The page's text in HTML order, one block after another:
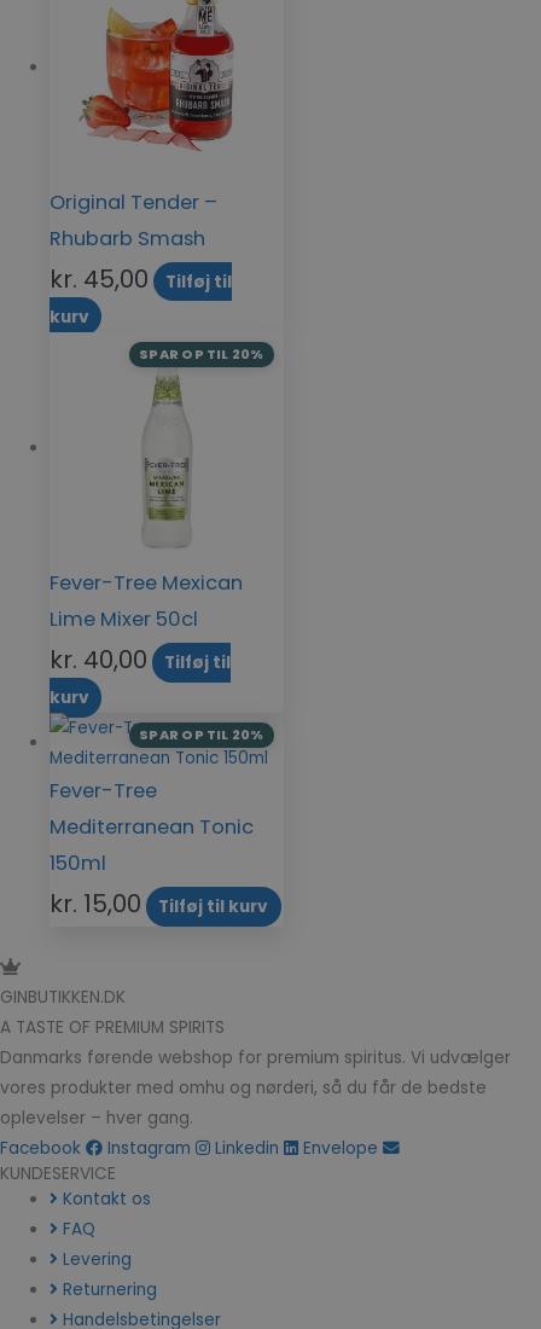
Original Tender –
Rhubarb Smash
kr. 45,00
Tilføj til
kurv
SPAR OP TIL 20%
Fever-Tree Mexican
Lime Mixer 50cl
kr. 40,00
Tilføj til
kurv
SPAR OP TIL 20%
Fever-Tree
Mediterranean Tonic
150ml
kr. 15,00 Tilføj til kurv
GINBUTIKKEN.DK
A TASTE OF PREMIUM SPIRITS
Danmarks førende webshop for premium spiritus. Vi udvælger
vores produkter med omhu og nørderi, så du får de bedste
oplevelser – hver gang.
Facebook
Instagram Linkedin
Envelope
KUNDESERVICE
Kontakt os
FAQ
Levering
Returnering
Handelsbetingelser